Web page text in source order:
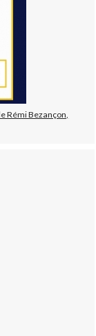
Rémi Bezançon,